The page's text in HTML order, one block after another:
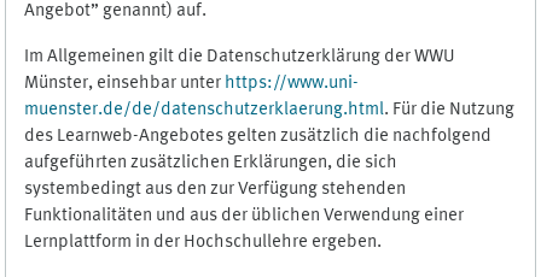
Angebot” genannt) auf.
Im Allgemeinen gilt die Datenschutzerklärung der WWU
Münster, einsehbar unter https://www.uni-
muenster.de/de/datenschutzerklaerung.html. Für die Nutzung
des Learnweb-Angebotes gelten zusätzlich die nachfolgend
aufgeführten zusätzlichen Erklärungen, die sich
systembedingt aus den zur Verfügung stehenden
Funktionalitäten und aus der üblichen Verwendung einer
Lernplattform in der Hochschullehre ergeben.